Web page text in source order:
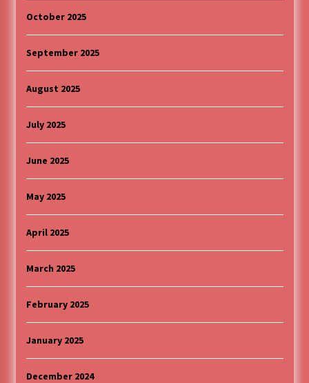
October 2025
September 2025
August 2025
July 2025
June 2025
May 2025
April 2025
March 2025
February 2025
January 2025
December 2024